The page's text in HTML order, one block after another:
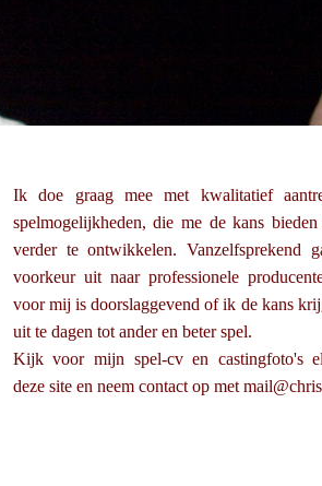
Ik doe graag mee met kwalitatief
spelmogelijkheden, die me de kans
verder te ontwikkelen. Vanzelfsprekend
voorkeur uit naar professionele
voor mij is doorslaggevend of ik de kans
uit te dagen tot ander en beter spel.
Kijk voor mijn spel-cv en castingfoto's
deze site en neem contact op met